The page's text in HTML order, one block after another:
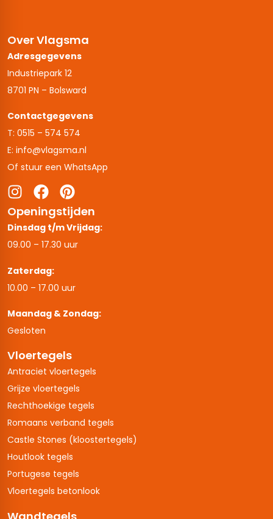
Over Vlagsma
Adresgegevens
Industriepark 12
8701 PN – Bolsward
Contactgegevens
T: 0515 – 574 574
E: info@vlagsma.nl
Of stuur een WhatsApp
Openingstijden
Dinsdag t/m Vrijdag:
09.00 – 17.30 uur
Zaterdag:
10.00 – 17.00 uur
Maandag & Zondag:
Gesloten
Vloertegels
Antraciet vloertegels
Grijze vloertegels
Rechthoekige tegels
Romaans verband tegels
Castle Stones (kloostertegels)
Houtlook tegels
Portugese tegels
Vloertegels betonlook